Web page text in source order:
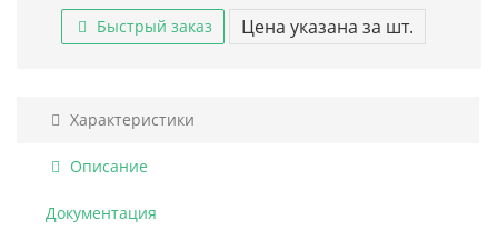
Быстрый заказ Цена указана за шт.
Характеристики
Описание
Документация